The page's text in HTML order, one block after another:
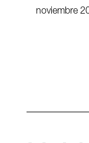
noviembre